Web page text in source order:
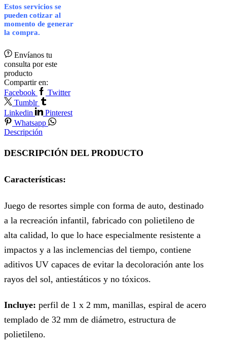
Estos servicios se
pueden cotizar al
momento de generar
la compra.
Envíanos tu
consulta por este
producto
Compartir en:
Facebook
Twitter
Tumblr
Linkedin
Pinterest
Whatsapp
Descripción
DESCRIPCIÓN DEL PRODUCTO
Características:
Juego de resortes simple con forma de auto, destinado
a la recreación infantil, fabricado con polietileno de
alta calidad, lo que lo hace especialmente resistente a
impactos y a las inclemencias del tiempo, contiene
aditivos UV capaces de evitar la decoloración ante los
rayos del sol, antiestáticos y no tóxicos.
Incluye: perfil de 1 x 2 mm, manillas, espiral de acero
templado de 32 mm de diámetro, estructura de
polietileno.